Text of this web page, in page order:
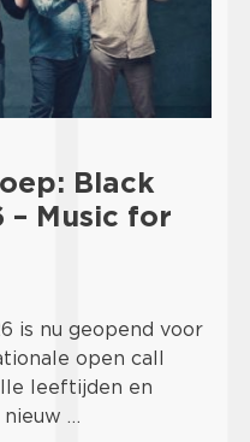
Black
– Music for
is nu geopend voor
open call
leeftijden en
…